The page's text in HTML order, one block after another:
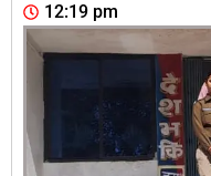
12:19 pm